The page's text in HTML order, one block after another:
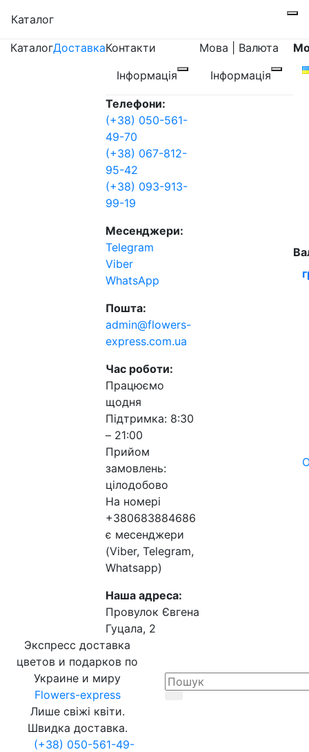
Каталог
КаталогДоставкаКонтакти
Інформація
Телефони:
(+38) 050-561-
49-70
(+38) 067-812-
95-42
(+38) 093-913-
99-19
Месенджери:
Telegram
Viber
WhatsApp
Пошта:
admin@flowers-
express.com.ua
Час роботи:
Працюємо
щодня
Підтримка: 8:30
– 21:00
Прийом
замовлень:
цілодобово
На номері
+380683884686
є месенджери
(Viber, Telegram,
Whatsapp)
Наша адреса:
Провулок Євгена
Гуцала, 2
Мова | Валюта
Інформація
Экспресс доставка
цветов и подарков по
Украине и миру
Flowers-express
Лише свіжі квіти.
Швидка доставка.
(+38) 050-561-49-